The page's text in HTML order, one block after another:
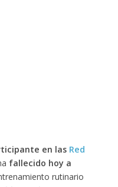
en las Red
fallecido hoy a
rutinario